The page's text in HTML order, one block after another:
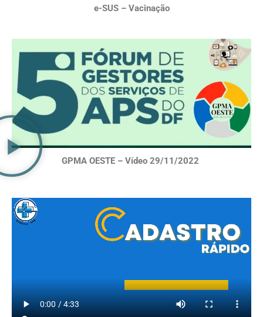
e-SUS – Vacinação
GPMA OESTE – Vídeo 29/11/2022